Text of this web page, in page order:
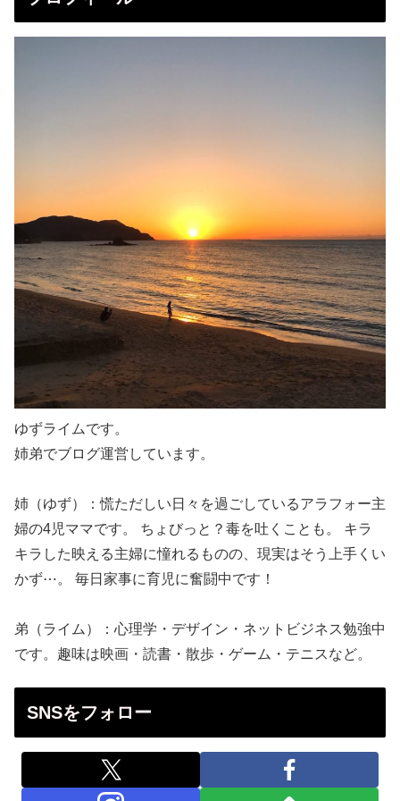
ゆずライムです。
姉弟でブログ運営しています。
姉（ゆず）：慌ただしい日々を過ごしているアラフォー主
婦の4児ママです。 ちょびっと？毒を吐くことも。 キラ
キラした映える主婦に憧れるものの、現実はそう上手くい
かず⋯。 毎日家事に育児に奮闘中です！
弟（ライム）：心理学・デザイン・ネットビジネス勉強中
です。趣味は映画・読書・散歩・ゲーム・テニスなど。
SNSをフォロー